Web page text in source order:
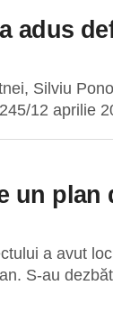
adus
Silviu
12 aprilie
un
a avut
S-au